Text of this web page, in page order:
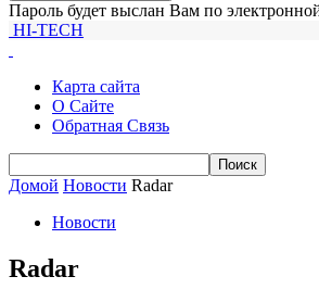
Пароль будет выслан Вам по
HI-TECH
Карта сайта
О Сайте
Обратная Связь
Домой Новости Radar
Новости
Radar